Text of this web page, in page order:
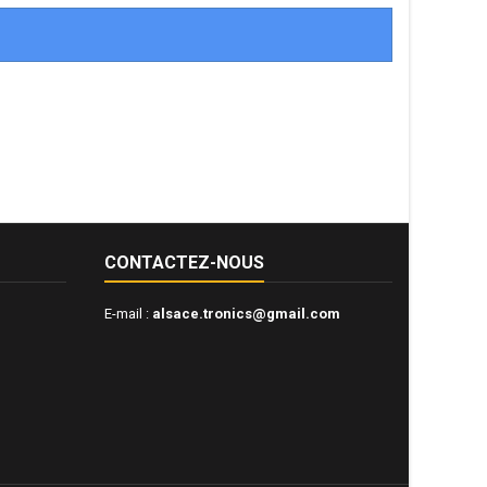
CONTACTEZ-NOUS
E-mail : alsace.tronics@gmail.com